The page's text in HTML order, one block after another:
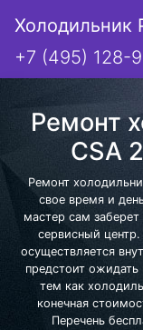
+7 (495) 128-
Ремонт
CSA
Ремонт
свое время и
мастер сам
сервисный
осуществляется
предстоит
тем как
конечная
Перечень